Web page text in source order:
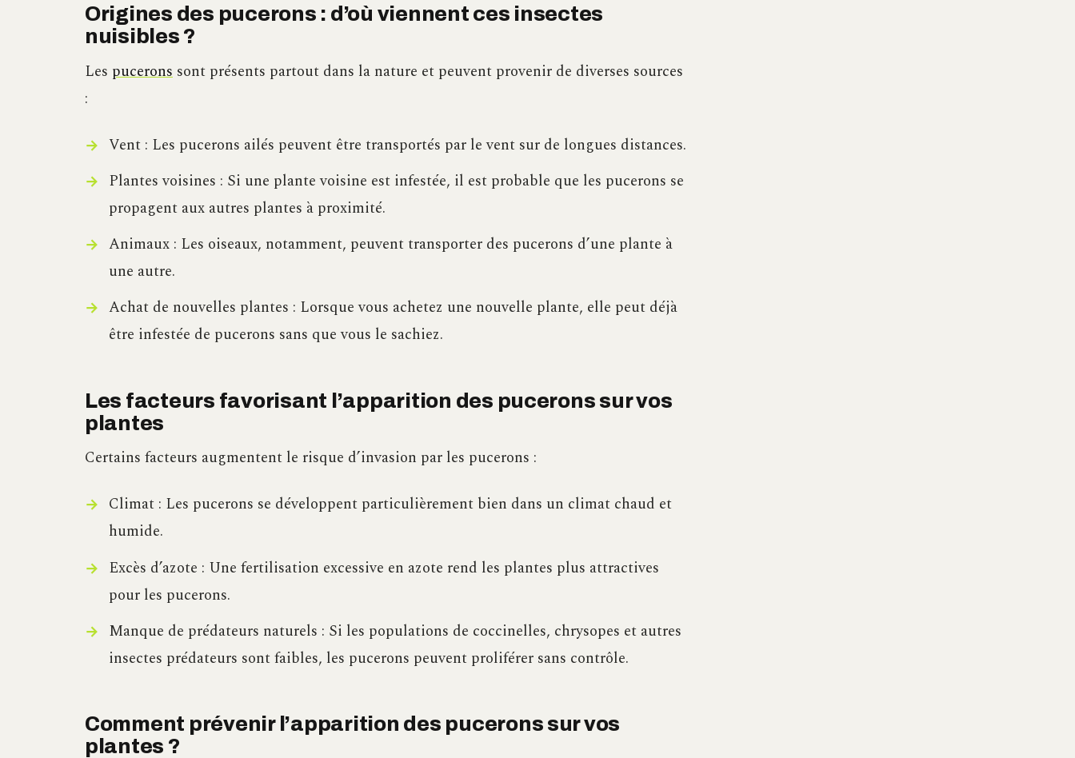
Origines des pucerons : d’où viennent ces insectes
nuisibles ?
Les pucerons sont présents partout dans la nature et peuvent provenir de diverses sources
:
Vent : Les pucerons ailés peuvent être transportés par le vent sur de longues distances.
Plantes voisines : Si une plante voisine est infestée, il est probable que les pucerons se
propagent aux autres plantes à proximité.
Animaux : Les oiseaux, notamment, peuvent transporter des pucerons d’une plante à
une autre.
Achat de nouvelles plantes : Lorsque vous achetez une nouvelle plante, elle peut déjà
être infestée de pucerons sans que vous le sachiez.
Les facteurs favorisant l’apparition des pucerons sur vos
plantes
Certains facteurs augmentent le risque d’invasion par les pucerons :
Climat : Les pucerons se développent particulièrement bien dans un climat chaud et
humide.
Excès d’azote : Une fertilisation excessive en azote rend les plantes plus attractives
pour les pucerons.
Manque de prédateurs naturels : Si les populations de coccinelles, chrysopes et autres
insectes prédateurs sont faibles, les pucerons peuvent proliférer sans contrôle.
Comment prévenir l’apparition des pucerons sur vos
plantes ?